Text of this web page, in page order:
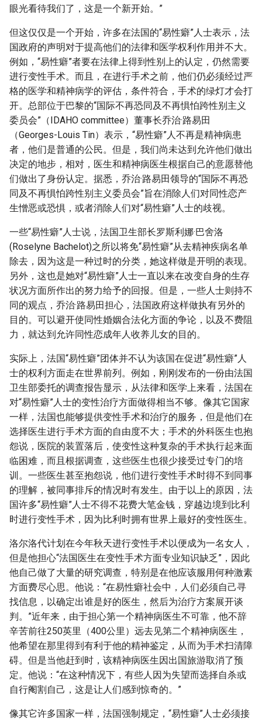
眼光看待我们了，这是一个新开始。”
但这仅仅是一个开始，许多在法国的“易性癖”人士表示，法
国政府的声明对于提高他们的法律和医学权利作用并不大。
例如，“易性癖”者要在法律上得到性别上的认定，仍然需要
进行变性手术。而且，在进行手术之前，他们仍必须经过严
格的医学和精神病学的评估，条件符合，手术的绿灯才会打
开。总部位于巴黎的“国际不再恐同及不再惧怕跨性别主义
委员会”（IDAHO committee）董事长乔治·路易田
（Georges-Louis Tin）表示，“易性癖”人不再是精神病患
者，他们是普通的公民。但是，我们尚未达到允许他们做出
决定的地步，相对，医生和精神病医生根据自己的意愿替他
们做出了身份认定。据悉，乔治·路易田领导的“国际不再恐
同及不再惧怕跨性别主义委员会”旨在消除人们对同性恋产
生憎恶或恐惧，或者消除人们对“易性癖”人士的歧视。
一些“易性癖”人士说，法国卫生部长罗斯利娜·巴舍洛
(Roselyne Bachelot)之所以将免“易性癖”从去精神疾病名单
除去，因为这是一种过时的分类，她这样做是开明的表现。
另外，这也是她对“易性癖”人士一直以来在改变自身的生存
状况方面所作出的努力给予的回报。但是，一些人士则持不
同的观点，乔治·路易田担心，法国政府这样做执有另外的
目的。可以避开使同性婚姻合法化方面的争论，以及不费阻
力，就达到允许同性恋成年人收养儿女的目的。
实际上，法国“易性癖”团体并不认为该国在促进“易性癖”人
士的权利方面走在世界前列。例如，刚刚发布的一份由法国
卫生部委托的调查报告显示，从法律和医学上来看，法国在
对“易性癖”人士的变性治疗方面做得相当不够。像其它国家
一样，法国也能够提供变性手术和治疗的服务，但是他们在
选择医生进行手术方面的自由度不大；手术的外科医生也抱
怨说，医院的装置落后，使变性这种复杂的手术执行起来面
临困难，而且根据调查，这些医生也很少接受过专门的培
训。一些医生甚至抱怨说，他们进行变性手术时得不到同事
的理解，被同事排斥的情况时有发生。由于以上的原因，法
国许多“易性癖”人士不得不花费大笔金钱，穿越边境到比利
时进行变性手术，因为比利时拥有世界上最好的变性医生。
洛尔洛代计划在今年秋天进行变性手术以便成为一名女人，
但是他担心“法国医生在变性手术方面专业知识缺乏”，因此
他自己做了大量的研究调查，特别是在他应该服用何种激素
方面费尽心思。他说：“在易性癖社会中，人们必须自己寻
找信息，以确定出谁是好的医生，然后为治疗方案展开谈
判。”近年来，由于担心第一个精神病医生不可靠，他不辞
辛苦前往250英里（400公里）远去见第二个精神病医生，
他希望在那里得到有利于他的精神鉴定，从而为手术扫清障
碍。但是当他赶到时，该精神病医生因出国旅游取消了预
定。他说：“在这种情况下，有些人因为失望而选择自杀或
自行阉割自己，这是让人们感到惊奇的。”
像其它许多国家一样，法国强制规定，“易性癖”人士必须接